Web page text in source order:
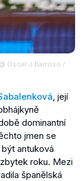
Oscar J Barroso /
, její
dominantní
jmen se
antuková
roku. Mezi
španělská